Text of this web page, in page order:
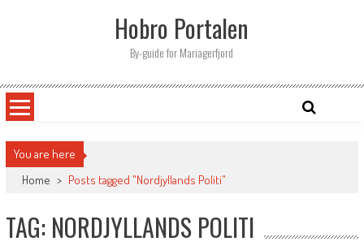
Hobro Portalen
By-guide for Mariagerfjord
You are here
Home > Posts tagged "Nordjyllands Politi"
TAG: NORDJYLLANDS POLITI